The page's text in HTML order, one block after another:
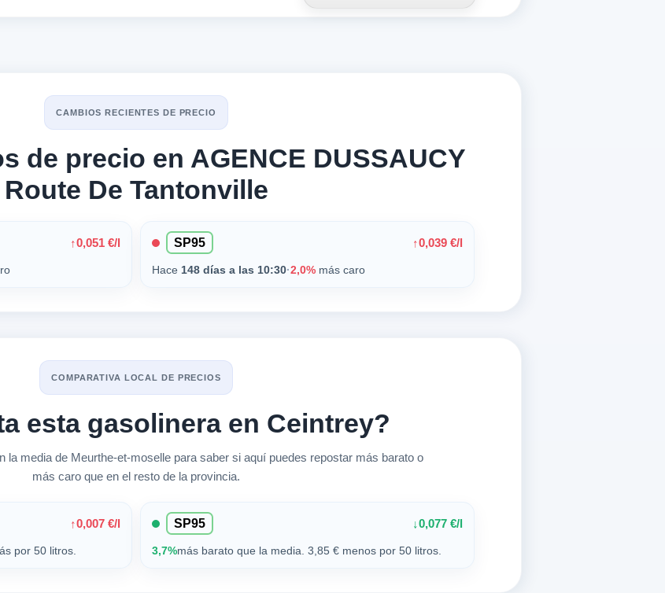
CAMBIOS RECIENTES DE PRECIO
de precio en AGENCE DUSSAUCY
Route De Tantonville
↑0,051 €/l SP95 ↑0,039 €/l
Hace 148 días a las 10:30·2,0% más caro
COMPARATIVA LOCAL DE PRECIOS
esta gasolinera en Ceintrey?
la media de Meurthe-et-moselle para saber si aquí puedes repostar más barato o
más caro que en el resto de la provincia.
↑0,007 €/l
por 50 litros.
SP95 ↓0,077 €/l
3,7%más barato que la media. 3,85 € menos por 50 litros.